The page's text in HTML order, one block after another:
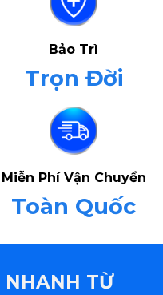
Bảo Trì
Trọn Đời
Miễn Phí Vận Chuyển
Toàn Quốc
TỪ